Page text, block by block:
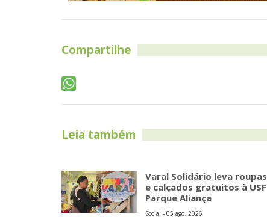
Compartilhe
Leia também
Varal Solidário leva roupas
e calçados gratuitos à USF
Parque Aliança
Social - 05 ago, 2026